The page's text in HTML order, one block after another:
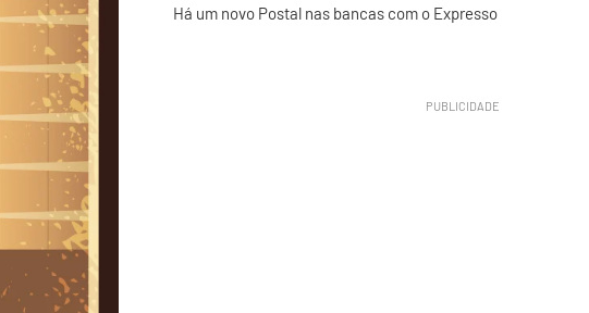
Há um novo Postal nas bancas com o Expresso